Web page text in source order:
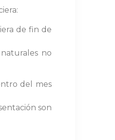
de fin de
no
del mes
son